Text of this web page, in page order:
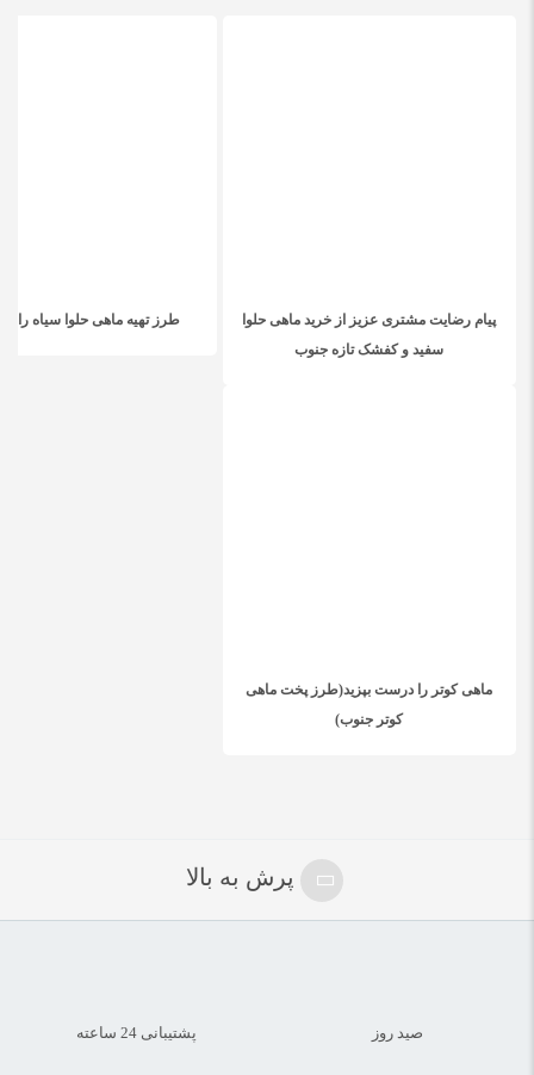
پیام رضایت مشتری عزیز از خرید ماهی حلوا
سفید و کفشک تازه جنوب
طرز تهیه ماهی حلوا سیاه را
ماهی کوتر را درست بپزید(طرز پخت ماهی
کوتر جنوب)
پرش به بالا
صید روز پشتیبانی 24 ساعته